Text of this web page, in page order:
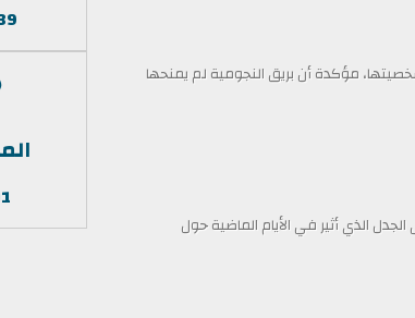
مؤكدة أن بريق النجومية لم يمنحها
الذي أثير في الأيام الماضية حول